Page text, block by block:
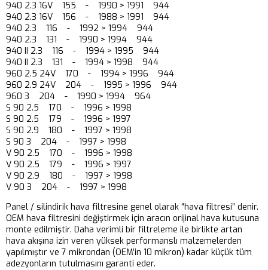
940 2.3 16V 155 - 1990 > 1991 944
940 2.3 16V 156 - 1988 > 1991 944
940 2.3 116 - 1992 > 1994 944
940 2.3 131 - 1990 > 1994 944
940 II 2.3 116 - 1994 > 1995 944
940 II 2.3 131 - 1994 > 1998 944
960 2.5 24V 170 - 1994 > 1996 944
960 2.9 24V 204 - 1995 > 1996 944
960 3 204 - 1990 > 1994 964
S 90 2.5 170 - 1996 > 1998
S 90 2.5 179 - 1996 > 1997
S 90 2.9 180 - 1997 > 1998
S 90 3 204 - 1997 > 1998
V 90 2.5 170 - 1996 > 1998
V 90 2.5 179 - 1996 > 1997
V 90 2.9 180 - 1997 > 1998
V 90 3 204 - 1997 > 1998
Panel / silindirik hava filtresine genel olarak “hava filtresi” denir.
OEM hava filtresini değiştirmek için aracın orijinal hava kutusuna
monte edilmiştir. Daha verimli bir filtreleme ile birlikte artan
hava akışına izin veren yüksek performanslı malzemelerden
yapılmıştır ve 7 mikrondan (OEM’in 10 mikron) kadar küçük tüm
adezyonların tutulmasını garanti eder.